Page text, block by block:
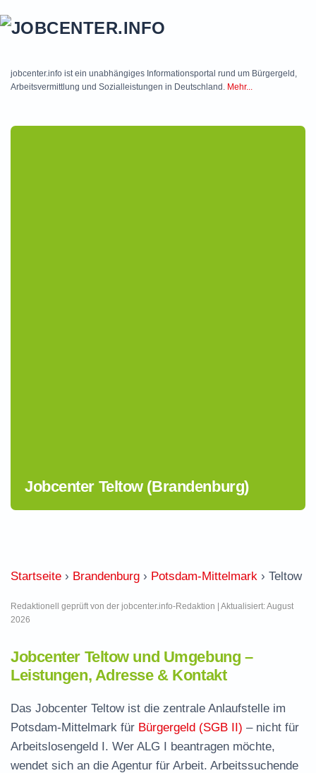
jobcenter.info ist ein unabhängiges Informationsportal rund um Bürgergeld,
Arbeitsvermittlung und Sozialleistungen in Deutschland. Mehr...
Jobcenter Teltow (Brandenburg)
Startseite › Brandenburg › Potsdam-Mittelmark › Teltow
Redaktionell geprüft von der jobcenter.info-Redaktion | Aktualisiert: August
2026
Jobcenter Teltow und Umgebung –
Leistungen, Adresse & Kontakt
Das Jobcenter Teltow ist die zentrale Anlaufstelle im
Potsdam-Mittelmark für Bürgergeld (SGB II) – nicht für
Arbeitslosengeld I. Wer ALG I beantragen möchte,
wendet sich an die Agentur für Arbeit. Arbeitssuchende